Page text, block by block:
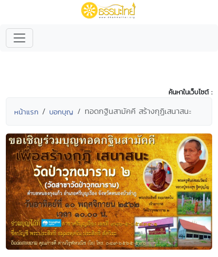
ค้นหาในเว็บไซต์ :
หน้าแรก บอกบุญ ทอดกฐินสามัคคี สร้างกุฏิเสนาสนะ